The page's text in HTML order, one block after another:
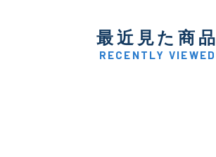
最近見た商品
RECENTLY VIEWED